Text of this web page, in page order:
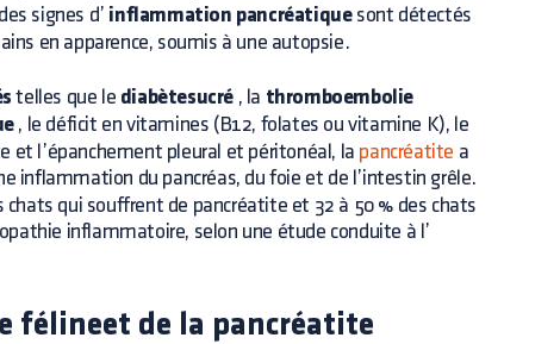
signes d’ inflammation pancréatiquesont détectés
en apparence, soumis à une autopsie.
telles que le diabètesucré , la thromboembolie
, le déficit en vitamines (B12, folates ou vitamine K), le
et l’épanchement pleural et péritonéal, la pancréatite a
inflammation du pancréas, du foie et de l’intestin grêle.
chats qui souffrent de pancréatite et 32 à 50 % des chats
inflammatoire, selon une étude conduite à l’
félineet de la pancréatite